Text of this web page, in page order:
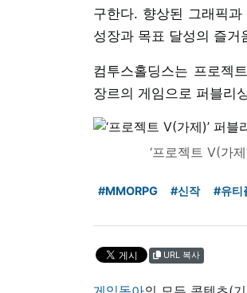
구한다. 향상된 그래픽
성장과 목표 달성의 즐거
컴투스홀딩스는 프로젝
장르의 게임으로 퍼블리
‘프로젝트 V(가
#MMORPG #신작 #유티
URL 복사